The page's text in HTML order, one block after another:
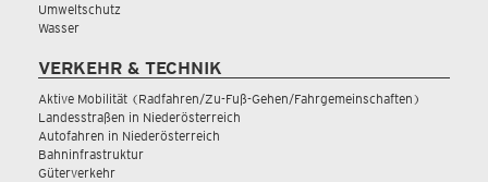
Umweltschutz
Wasser
VERKEHR & TECHNIK
Aktive Mobilität (Radfahren/Zu-Fuß-Gehen/Fahrgemeinschaften)
Landesstraßen in Niederösterreich
Autofahren in Niederösterreich
Bahninfrastruktur
Güterverkehr